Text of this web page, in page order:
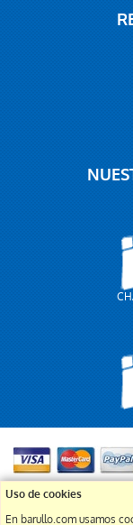
91 399 34 84
Uso de cookies
En barullo.com usamos